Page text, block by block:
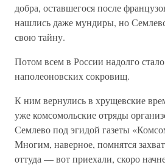
добра, оставшегося после
нашлись даже мундиры, но
свою тайну.
Потом всем в России надолго
наполеоновских сокровищ.
К ним вернулись в хрущевские
уже комсомольские отряды
Семлево под эгидой газеты
Многим, наверное, помнятся
оттуда — вот приехали, скоро